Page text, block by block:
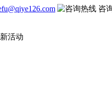
咨
活动